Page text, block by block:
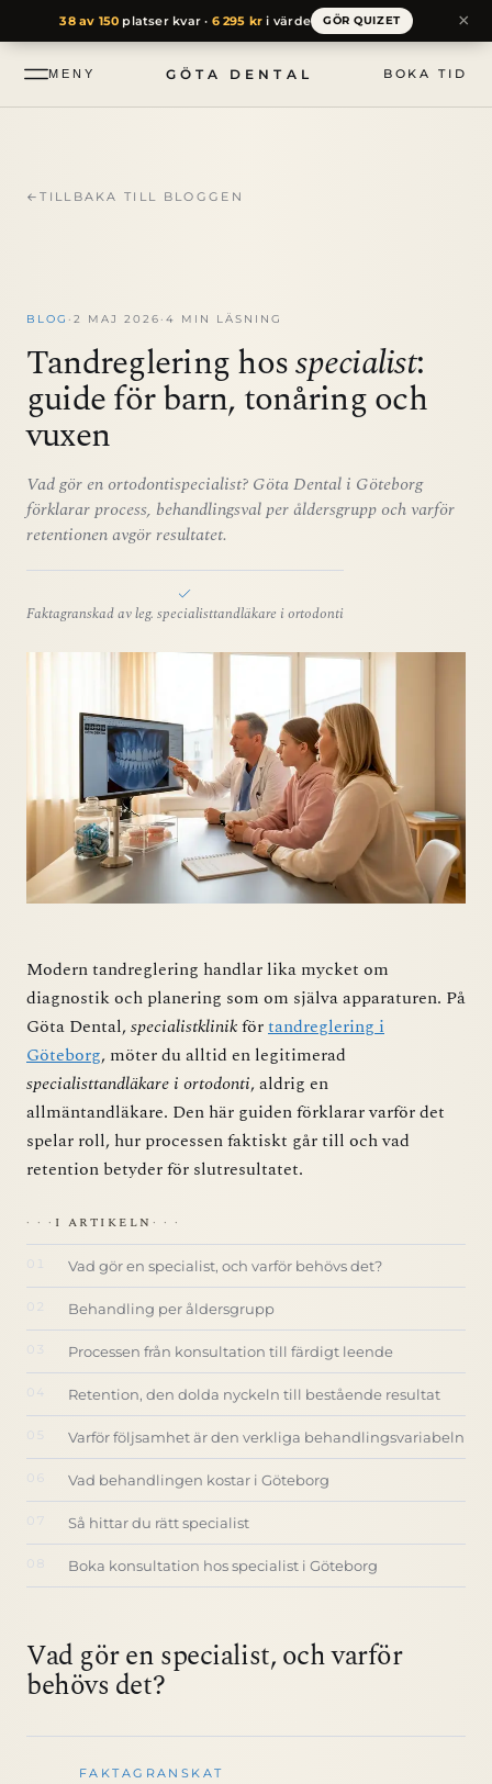
innehåll
MENY GÖTA DENTAL BOKA TID
←TILLBAKA TILL BLOGGEN
BLOG · 2 MAJ 2026 · 4 MIN LÄSNING
Tandreglering hosspecialist:
guide för barn, tonåring och
vuxen
Vad gör en ortodontispecialist? Göta Dental i Göteborg
förklarar process, behandlingsval per åldersgrupp och varför
retentionen avgör resultatet.
Faktagranskad av leg. specialisttandläkare i ortodonti
Modern tandreglering handlar lika mycket om
diagnostik och planering som om själva apparaturen. På
Göta Dental,specialistklinikförtandreglering i
Göteborg, möter du alltid en legitimerad
specialisttandläkare i ortodonti, aldrig en
allmäntandläkare. Den här guiden förklarar varför det
spelar roll, hur processen faktiskt går till och vad
retention betyder för slutresultatet.
I ARTIKELN
Vad gör en specialist, och varför behövs det?
Behandling per åldersgrupp
Processen från konsultation till färdigt leende
Retention, den dolda nyckeln till bestående resultat
Varför följsamhet är den verkliga behandlingsvariabeln
Vad behandlingen kostar i Göteborg
Så hittar du rätt specialist
Boka konsultation hos specialist i Göteborg
Vad gör en specialist, och varför
behövs det?
FAKTAGRANSKAT
38 av 150 platser kvar · 6 295 kr i värde GÖR QUIZET ×